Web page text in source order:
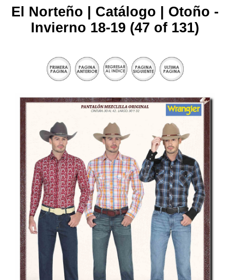
El Norteño | Catálogo | Otoño -
Invierno 18-19 (47 of 131)